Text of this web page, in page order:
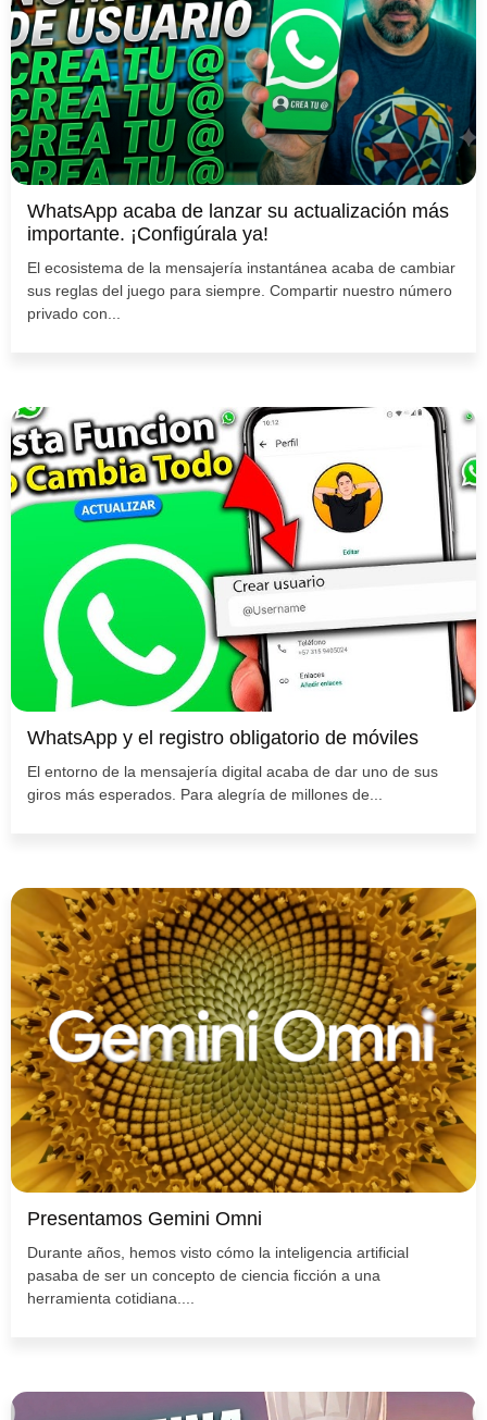
WhatsApp acaba de lanzar su actualización más
importante. ¡Configúrala ya!
El ecosistema de la mensajería instantánea acaba de cambiar
sus reglas del juego para siempre. Compartir nuestro número
privado con...
WhatsApp y el registro obligatorio de móviles
El entorno de la mensajería digital acaba de dar uno de sus
giros más esperados. Para alegría de millones de...
Presentamos Gemini Omni
Durante años, hemos visto cómo la inteligencia artificial
pasaba de ser un concepto de ciencia ficción a una
herramienta cotidiana....